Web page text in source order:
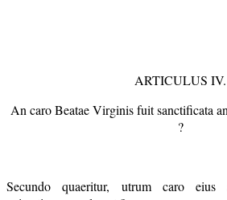
ARTICULUS IV.
An caro Beatae Virginis fuit sanctificata
?
Secundo quaeritur, utrum caro eius